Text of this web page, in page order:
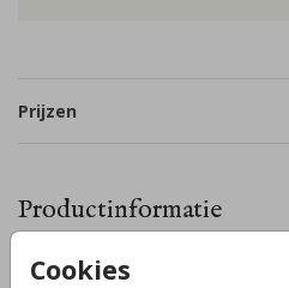
Cookies
Prijzen
Productinformatie
Omschrijving